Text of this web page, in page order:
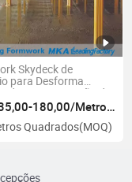
Skydeck de
para Desforma
na Construção de
US$ 135,00-180,00/Metro Quadrado
Quadrados(MOQ)